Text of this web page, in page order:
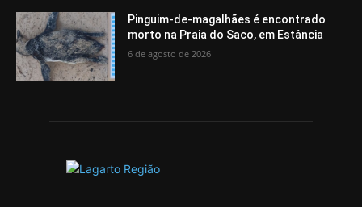
Pinguim-de-magalhães é encontrado
morto na Praia do Saco, em Estância
6 de agosto de 2026